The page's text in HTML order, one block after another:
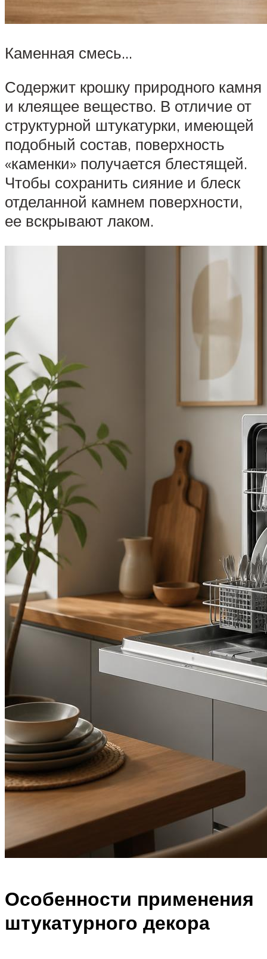
Каменная смесь…
Содержит крошку природного камня
и клеящее вещество. В отличие от
структурной штукатурки, имеющей
подобный состав, поверхность
«каменки» получается блестящей.
Чтобы сохранить сияние и блеск
отделанной камнем поверхности,
ее вскрывают лаком.
Особенности применения
штукатурного декора